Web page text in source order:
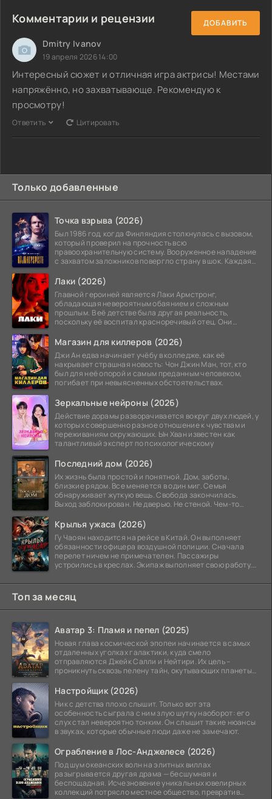
Комментарии и рецензии ДОБАВИТЬ
Dmitry Ivanov
19 апреля 2026 14:00
Интересный сюжет и отличная игра актрисы! Местами
напряжённо, но захватывающе. Рекомендую к
просмотру!
Ответить Цитировать
Только добавленные
Точка взрыва (2026)
Был 1986 год, когда Финляндия столкнулась с вызовом,
который проверил на прочность всю
правоохранительную систему. Вооруженное нападение
с захватом заложников повергло страну в шок. Каждая
Лаки (2026)
Главной героиней является Лаки Армстронг,
обладающая невероятным обаянием и сложным
прошлым. В её детстве была другая реальность,
поскольку её воспитал красноречивый отец. Они
Магазин для киллеров (2026)
Джи Ан едва начинает учёбу в колледже, как её
накрывает страшная новость: Чон Джин Ман, тот, кто
был для неё опорой и самым преданным человеком,
погибает при невыясненных обстоятельствах.
Зеркальные нейроны (2026)
Действие дорамы разворачивается вокруг двух людей, у
которых совершенно разное отношение к чувствам и
переживаниям окружающих. Ын Хван известен как
талантливый эксперт по психологическому
Последний дом (2026)
Их жизнь была простой и понятной. Дом, заботы,
близкие рядом. Все меняется в один миг. Семья
обнаруживает жуткую вещь. Свобода закончилась.
Выход заблокирован. Не дверью. Не стеной. Чем-то
Крылья ужаса (2026)
Гу Чаоян находится на рейсе в Китай. Он выполняет
обязанности офицера воздушной полиции. Сначала
перелет ничем не примечателен. Пассажиры
устроились в креслах. Экипаж выполняет свою работу.
Топ за месяц
Аватар 3: Пламя и пепел (2025)
Новая глава космической эпопеи начинается в самых
отдаленных уголках галактики, куда смело
отправляются Джейк Салли и Нейтири. Их цель –
проникнуть сквозь пелену тайн, окутывающих планеты
Настройщик (2026)
Ник с детства плохо слышит. Только вот эта
особенность сыграла с ним злую шутку наоборот: его
слух стал невероятно тонким. Он слышит такие нюансы
в звуках, которые обычные люди даже не замечают.
Ограбление в Лос-Анджелесе (2026)
Под шум океанских волн на элитных виллах
разыгрывается другая драма — бесшумная и
беспощадная. Исчезновение уникальных ювелирных
коллекций потрясло местное общество, превратив